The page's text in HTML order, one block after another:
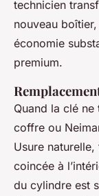
technicien
nouveau
économie
premium.
Quand la clé
coffre ou
Usure
coincée à
du cylindre est